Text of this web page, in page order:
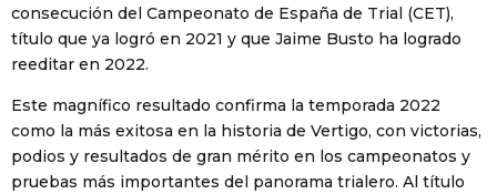
consecución del Campeonato de España de Trial (CET),
título que ya logró en 2021 y que Jaime Busto ha logrado
reeditar en 2022.
Este magnífico resultado confirma la temporada 2022
como la más exitosa en la historia de Vertigo, con victorias,
podios y resultados de gran mérito en los campeonatos y
pruebas más importantes del panorama trialero. Al título